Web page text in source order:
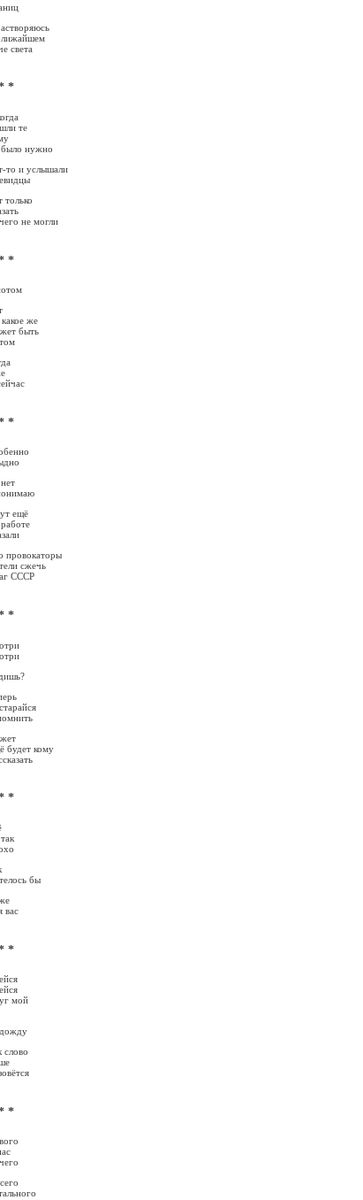
света
*
те
было нужно
то и услышали
только
не могли
*
же
быть
*
ещё
провокаторы
сжечь
СССР
*
будет кому
*
бы
вас
*
мой
слово
*